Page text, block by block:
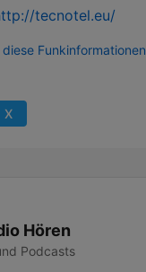
tecnotel.eu/
Funkinformationen
X
Hören
Podcasts